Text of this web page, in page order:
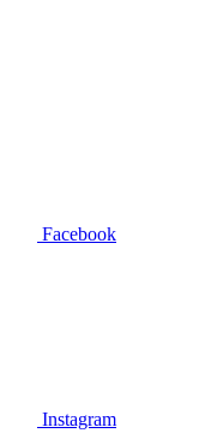
Facebook
Instagram